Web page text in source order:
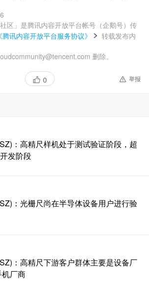
区」是腾讯内容开放平台帐号（企鹅号）传
《腾讯内容开放平台服务协议》
转载发布内
删除。
0 举报
：高精尺样机处于测试验证阶段，超
发阶段
：光栅尺尚在半导体设备用户进行验
：高精尺下游客户群体主要是设备厂
厂商